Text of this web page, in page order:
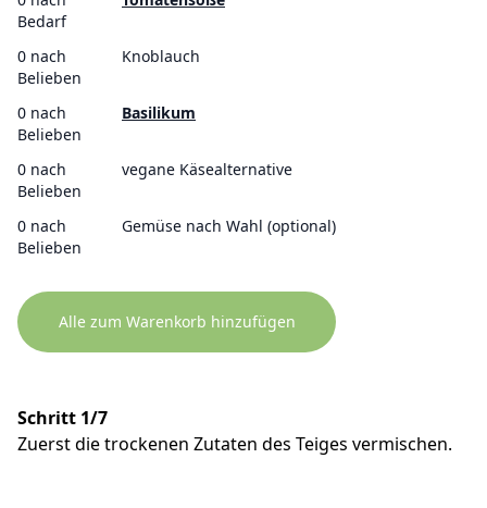
Bedarf
0 nach
Belieben
Knoblauch
0 nach
Belieben
Basilikum
0 nach
Belieben
vegane Käsealternative
0 nach
Belieben
Gemüse nach Wahl (optional)
Alle zum Warenkorb hinzufügen
Schritt 1/7
Zuerst die trockenen Zutaten des Teiges vermischen.